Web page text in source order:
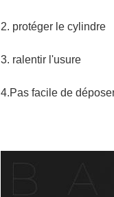
2. protéger le cylindre
3. ralentir l'usure
4.Pas facile de